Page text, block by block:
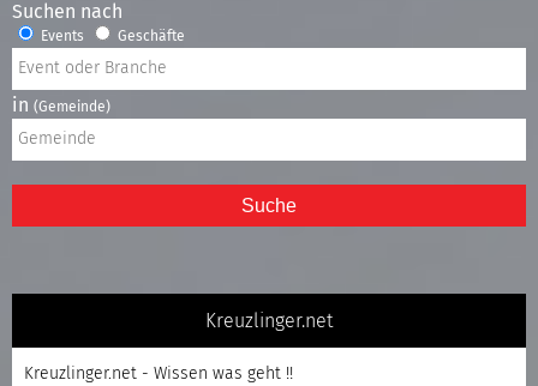
Suchen nach
Events Geschäfte
in (Gemeinde)
Suche
Kreuzlinger.net
Kreuzlinger.net - Wissen was geht !!